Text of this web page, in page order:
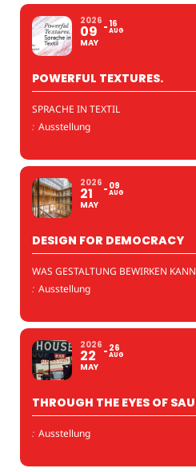
2026
09
MAY
16
AUG
POWERFUL TEXTURES.
SPRACHE IN TEXTIL
: Ausstellung
2026
21
MAY
09
AUG
DESIGN FOR DEMOCRACY
WAS GESTALTUNG BEWIRKEN
: Ausstellung
2026
22
MAY
26
AUG
THROUGH THE EYES OF
: Ausstellung